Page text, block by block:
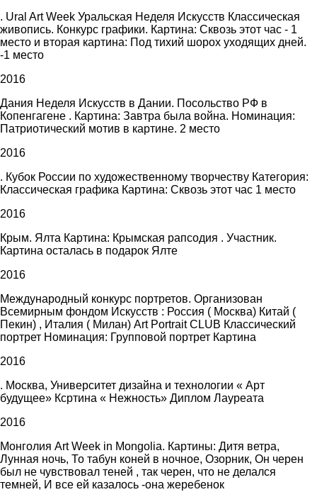
. Ural Art Week Уральская Неделя Искусств Классическая
живопись. Конкурс графики. Картина: Сквозь этот час - 1
место и вторая картина: Под тихий шорох уходящих дней.
-1 место
2016
Дания Неделя Искусств в Дании. Посольство РФ в
Копенгагене . Картина: Завтра была война. Номинация:
Патриотический мотив в картине. 2 место
2016
. Кубок России по художественному творчеству Категория:
Классическая графика Картина: Сквозь этот час 1 место
2016
Крым. Ялта Картина: Крымская рапсодия . Участник.
Картина осталась в подарок Ялте
2016
Международный конкурс портретов. Организован
Всемирным фондом Искусств : Россия ( Москва) Китай (
Пекин) , Италия ( Милан) Art Portrait CLUB Классический
портрет Номинация: Групповой портрет Картина
2016
. Москва, Университет дизайна и технологии « Арт
будущее» Ксртина « Нежность» Диплом Лауреата
2016
Монголия Art Week in Mongolia. Картины: Дитя ветра,
Лунная ночь, То табун коней в ночное, Озорник, Он черен
был не чувствовал теней , так черен, что не делался
темней, И все ей казалось -она жеребенок